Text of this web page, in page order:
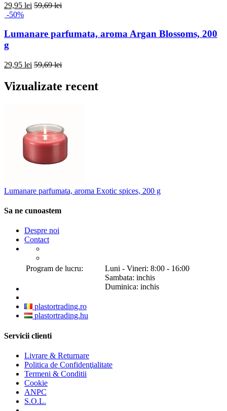
29,95 lei 59,69 lei
-50%
Lumanare parfumata, aroma Argan Blossoms, 200
g
29,95 lei 59,69 lei
Vizualizate recent
Lumanare parfumata, aroma Exotic spices, 200 g
Sa ne cunoastem
Despre noi
Contact
Program de lucru:
Luni - Vineri: 8:00 - 16:00
Sambata: inchis
Duminica: inchis
plastortrading.ro
plastortrading.hu
Servicii clienti
Livrare & Returnare
Politica de Confidenţialitate
Termeni & Conditii
Cookie
ANPC
S.O.L.